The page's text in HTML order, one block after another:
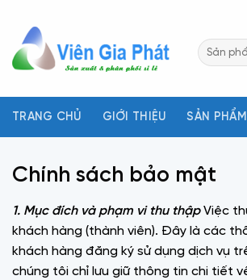
nội
dung
Tìm
kiếm:
TRANG CHỦ GIỚI THIỆU SẢN PHẨM
Chính sách bảo mật
1. Mục đích và phạm vi thu thậpViệc
khách hàng (thành viên). Đây là các
khách hàng đăng ký sử dụng dịch vụ
chúng tôi chỉ lưu giữ thông tin chi tiết